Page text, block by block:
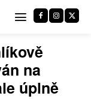
na
úplně